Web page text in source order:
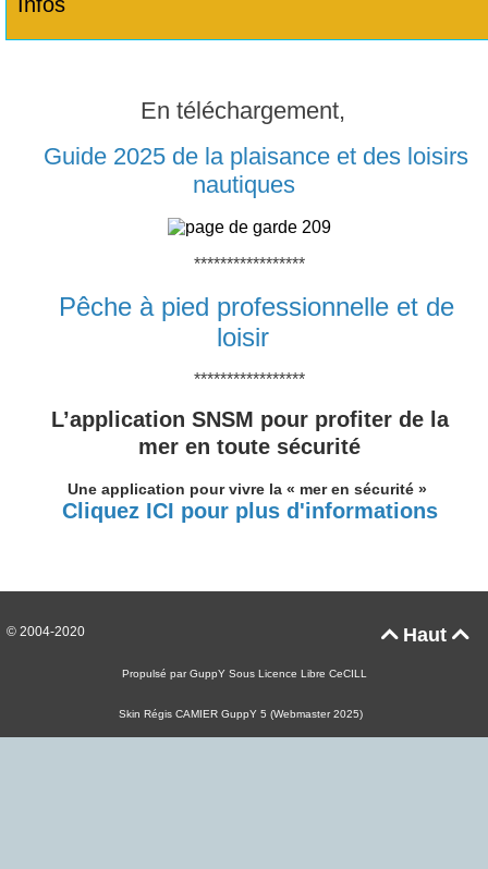
En téléchargement,
Guide 2025 de la plaisance et des loisirs
nautiques
*****************
Pêche à pied professionnelle et de
loisir
*****************
L’application SNSM pour profiter de la
mer en toute sécurité
Une application pour vivre la « mer en sécurité »
Cliquez ICI pour plus d'informations
Haut 
© 2004-2020
Propulsé par GuppY Sous Licence Libre CeCILL
Skin Régis CAMIER GuppY 5 (Webmaster 2025)